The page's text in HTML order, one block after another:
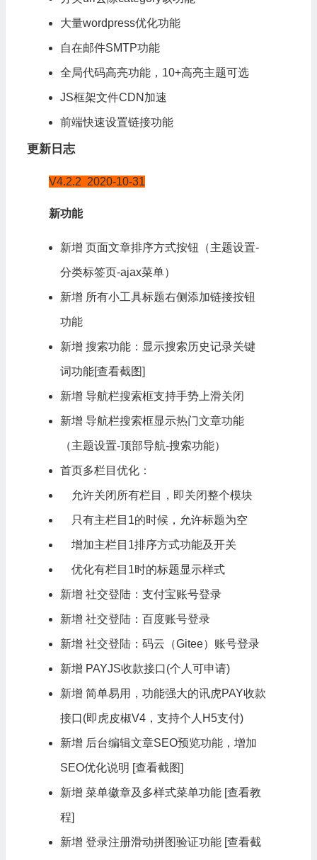
大量wordpress优化功能
自在邮件SMTP功能
全局代码高亮功能，10+高亮主题可选
JS框架文件CDN加速
前端快速设置链接功能
更新日志
V4.2.2 2020-10-31
新功能
新增 页面文章排序方式按钮（主题设置-
分类标签页-ajax菜单）
新增 所有小工具标题右侧添加链接按钮
功能
新增 搜索功能：显示搜索历史记录关键
词功能[查看截图]
新增 导航栏搜索框支持手势上滑关闭
新增 导航栏搜索框显示热门文章功能
（主题设置-顶部导航-搜索功能）
首页多栏目优化：
允许关闭所有栏目，即关闭整个模块
只有主栏目1的时候，允许标题为空
增加主栏目1排序方式功能及开关
优化有栏目1时的标题显示样式
新增 社交登陆：支付宝账号登录
新增 社交登陆：百度账号登录
新增 社交登陆：码云（Gitee）账号登录
新增 PAYJS收款接口(个人可申请)
新增 简单易用，功能强大的讯虎PAY收款
接口(即虎皮椒V4，支持个人H5支付)
新增 后台编辑文章SEO预览功能，增加
SEO优化说明 [查看截图]
新增 菜单徽章及多样式菜单功能 [查看教
程]
新增 登录注册滑动拼图验证功能 [查看截